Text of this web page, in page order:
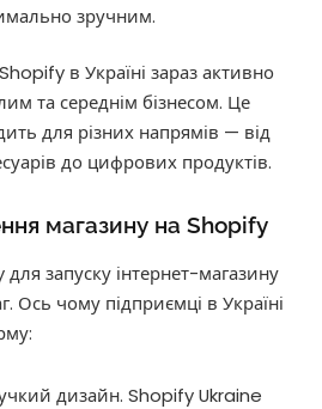
зручним.
в Україні зараз активно
та середнім бізнесом. Це
для різних напрямів — від
до цифрових продуктів.
магазину на Shopify
запуску інтернет-магазину
Ось чому підприємці в Україні
дизайн. Shopify Ukraine